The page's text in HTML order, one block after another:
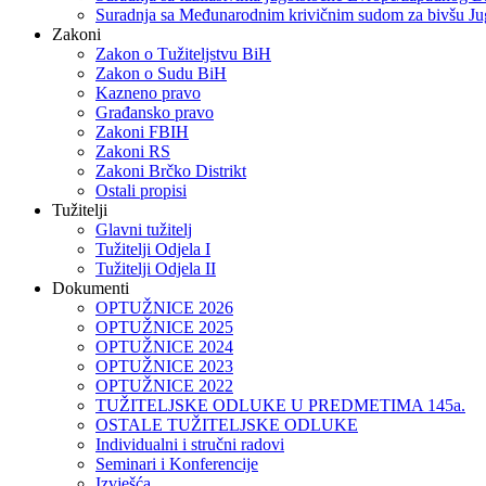
Suradnja sa Međunarodnim krivičnim sudom za bivšu
Zakoni
Zakon o Тužiteljstvu BiH
Zakon o Sudu BiH
Kazneno pravo
Građansko pravo
Zakoni FBIH
Zakoni RS
Zakoni Brčko Distrikt
Ostali propisi
Tužitelji
Glavni tužitelj
Tužitelji Odjela I
Tužitelji Odjela II
Dokumenti
OPTUŽNICE 2026
OPTUŽNICE 2025
OPTUŽNICE 2024
OPTUŽNICE 2023
OPTUŽNICE 2022
TUŽITELJSKE ODLUKE U PREDMETIMA 145a.
OSTALE TUŽITELJSKE ODLUKE
Individualni i stručni radovi
Seminari i Konferencije